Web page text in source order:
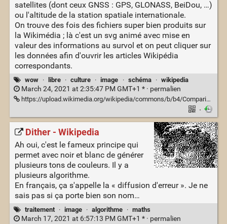
satellites (dont ceux GNSS : GPS, GLONASS, BeiDou, …)
ou l'altitude de la station spatiale internationale.
On trouve des fois des fichiers super bien produits sur
la Wikimédia ; là c'est un svg animé avec mise en
valeur des informations au survol et on peut cliquer sur
les données afin d'ouvrir les articles Wikipédia
correspondants.
wow · libre · culture · image · schéma · wikipedia
March 24, 2021 at 2:35:47 PM GMT+1 * · permalien
https://upload.wikimedia.org/wikipedia/commons/b/b4/Comparison_satellite_navigation_orbits.svg
·
Dither - Wikipedia
Ah oui, c'est le fameux principe qui
permet avec noir et blanc de générer
plusieurs tons de couleurs. Il y a
plusieurs algorithme.
En français, ça s'appelle la « diffusion d'erreur ». Je ne
sais pas si ça porte bien son nom…
traitement · image · algorithme · maths
March 17, 2021 at 6:57:13 PM GMT+1 * · permalien